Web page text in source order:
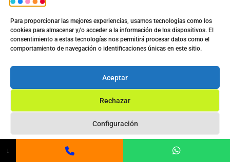
Para proporcionar las mejores experiencias, usamos tecnologías como los
cookies para almacenar y/o acceder a la información de los dispositivos. El
consentimiento a estas tecnologías nos permitirá procesar datos como el
comportamiento de navegación o identificaciones únicas en este sitio.
Aceptar
Rechazar
Configuración
¡Feliz Año Nuevo para todos!
↓